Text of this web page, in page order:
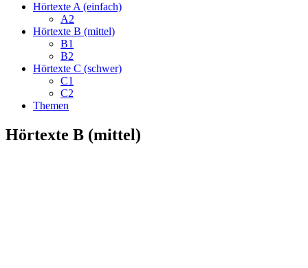
Hörtexte A (einfach)
A2
Hörtexte B (mittel)
B1
B2
Hörtexte C (schwer)
C1
C2
Themen
Hörtexte B (mittel)